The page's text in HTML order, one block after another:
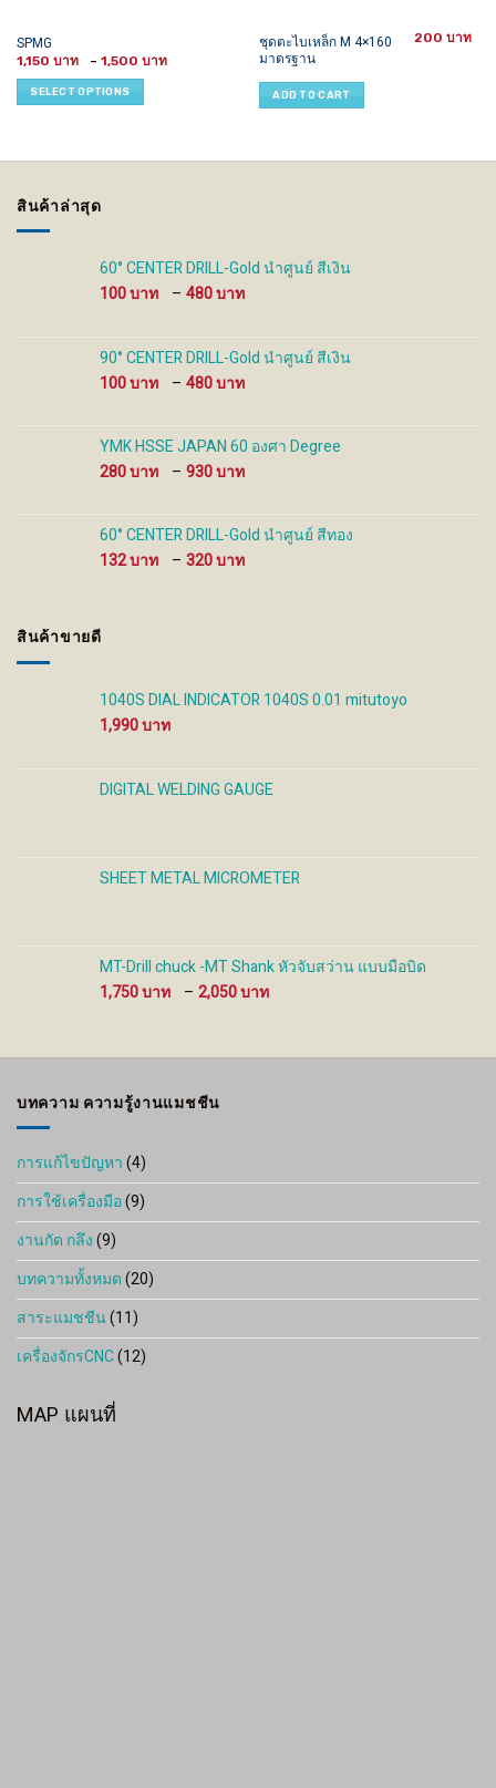
SPMG
1,150 – 1,500
SELECT OPTIONS
This
product
has
multiple
be
chosen
ชุดตะไบเหล็ก M 4×160
มาตรฐาน
200
ADD TO CART
สินค้าล่าสุด
60° CENTER DRILL-Gold นำศูนย์ สีเงิน
100
– 480
100 ฿
through
480 ฿
90° CENTER DRILL-Gold นำศูนย์ สีเงิน
100
– 480
100 ฿
through
YMK HSSE JAPAN 60 องศา Degree
280
– 930
280 ฿
through
930 ฿
60° CENTER DRILL-Gold นำศูนย์ สีทอง
132
– 320
สินค้าขายดี
1040S DIAL INDICATOR 1040S 0.01 mitutoyo
1,990
DIGITAL WELDING GAUGE
SHEET METAL MICROMETER
MT-Drill chuck -MT Shank หัวจับสว่าน แบบมือบิด
1,750
– 2,050
บทความ ความรู้งานแมชชีน
การแก้ไขปัญหา(4)
การใช้เครื่องมือ(9)
งานกัด กลึง(9)
บทความทั้งหมด(20)
สาระแมชชีน(11)
เครื่องจักรCNC(12)
MAP แผนที่